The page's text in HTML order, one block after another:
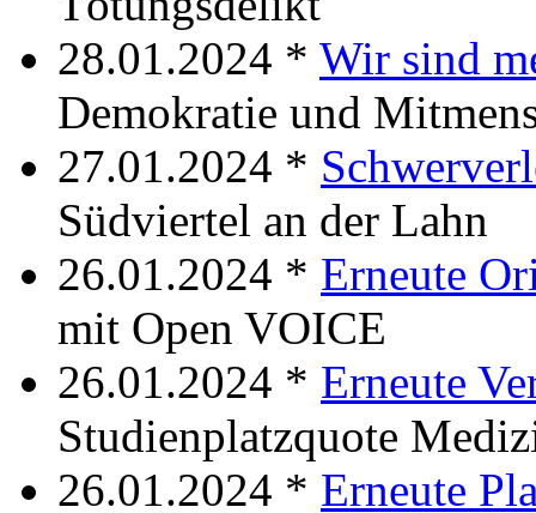
28.01.2024 * Wir sind
Demokratie und
27.01.2024 *
Südviertel an der Lahn
26.01.2024 * Erneute
mit Open VOICE
26.01.2024 * Erneute
Studienplatzquote
26.01.2024 * Erneute